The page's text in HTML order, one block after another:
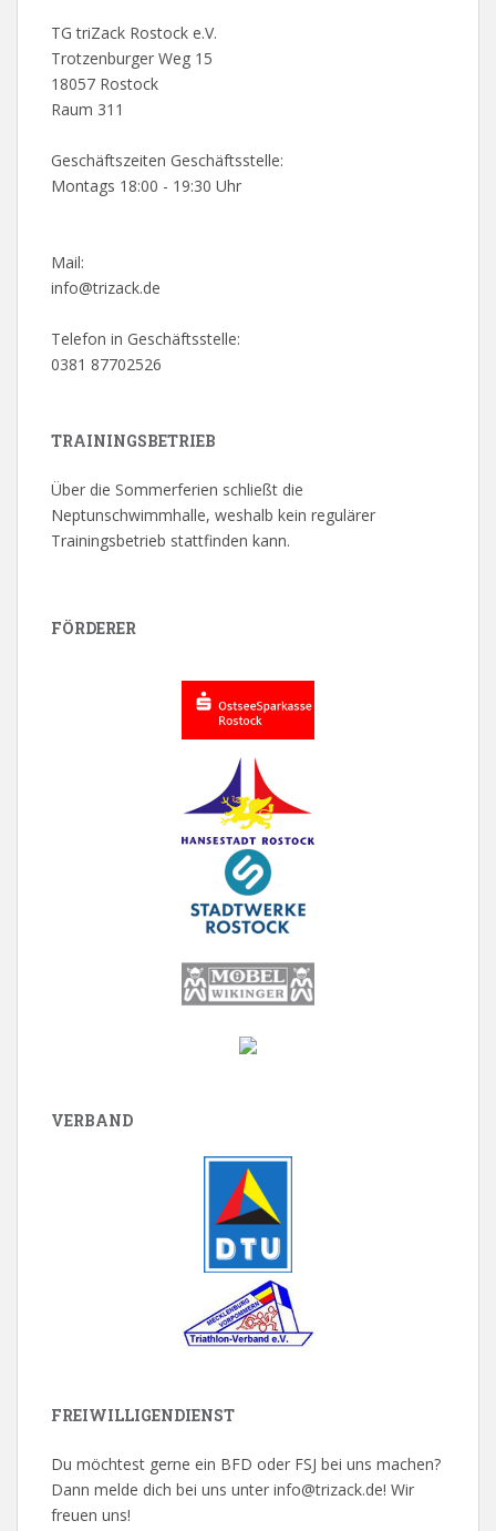
TG triZack Rostock e.V.
Trotzenburger Weg 15
18057 Rostock
Raum 311
Geschäftszeiten Geschäftsstelle:
Montags 18:00 - 19:30 Uhr
Mail:
info@trizack.de
Telefon in Geschäftsstelle:
0381 87702526
TRAININGSBETRIEB
Über die Sommerferien schließt die
Neptunschwimmhalle, weshalb kein regulärer
Trainingsbetrieb stattfinden kann.
FÖRDERER
VERBAND
FREIWILLIGENDIENST
Du möchtest gerne ein BFD oder FSJ bei uns machen?
Dann melde dich bei uns unter info@trizack.de! Wir
freuen uns!